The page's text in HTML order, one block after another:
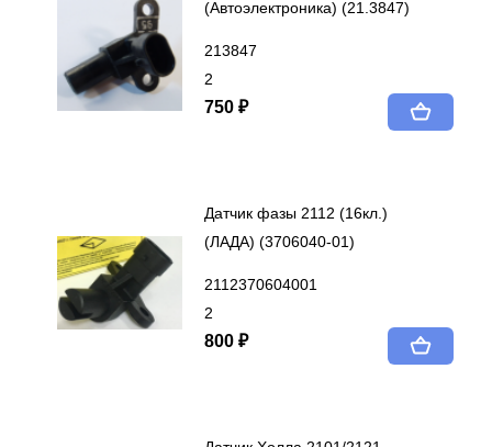
(Автоэлектроника) (21.3847)
213847
2
750 ₽
Датчик фазы 2112 (16кл.)
(ЛАДА) (3706040-01)
2112370604001
2
800 ₽